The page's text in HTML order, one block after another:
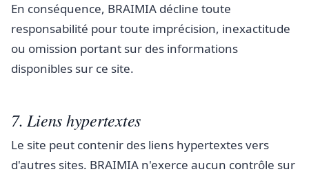
En conséquence, BRAIMIA décline toute
responsabilité pour toute imprécision, inexactitude
ou omission portant sur des informations
disponibles sur ce site.
7. Liens hypertextes
Le site peut contenir des liens hypertextes vers
d'autres sites. BRAIMIA n'exerce aucun contrôle sur